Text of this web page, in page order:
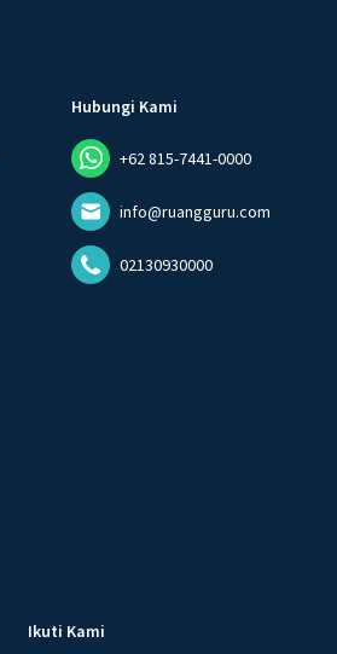
Hubungi Kami
+62 815-7441-0000
info@ruangguru.com
02130930000
Ikuti Kami